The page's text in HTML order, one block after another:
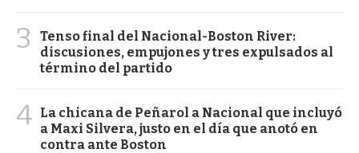
3
Tenso final del Nacional-Boston River:
discusiones, empujones y tres expulsados al
término del partido
4 La chicana de Peñarol a Nacional que incluyó
a Maxi Silvera, justo en el día que anotó en
contra ante Boston